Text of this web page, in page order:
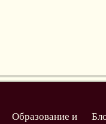
Образование и